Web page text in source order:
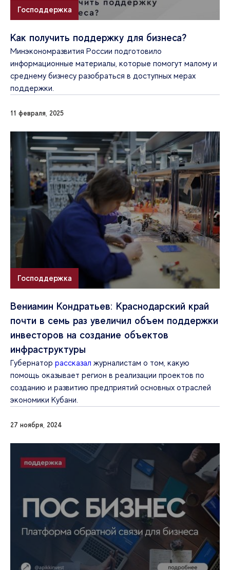
Господдержка
Как получить поддержку для бизнеса?
Минэкономразвития России подготовило
информационные материалы, которые помогут малому и
среднему бизнесу разобраться в доступных мерах
поддержки.
11 февраля, 2025
Господдержка
Вениамин Кондратьев: Краснодарский край
почти в семь раз увеличил объем поддержки
инвесторов на создание объектов
инфраструктуры
Губернатор рассказал журналистам о том, какую
помощь оказывает регион в реализации проектов по
созданию и развитию предприятий основных отраслей
экономики Кубани.
27 ноября, 2024